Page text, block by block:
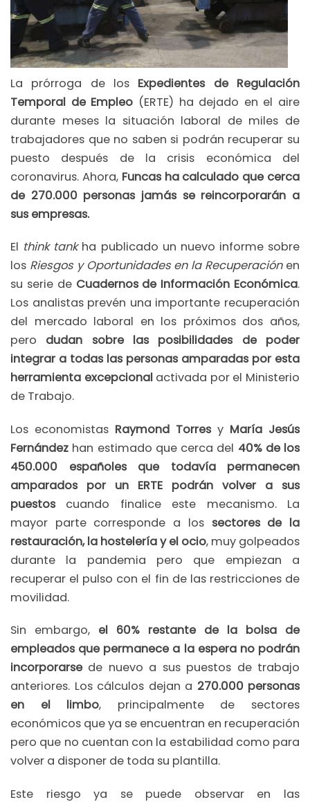
La prórroga de los Expedientes de Regulación
Temporal de Empleo (ERTE) ha dejado en el aire
durante meses la situación laboral de miles de
trabajadores que no saben si podrán recuperar su
puesto después de la crisis económica del
coronavirus. Ahora, Funcas ha calculado que cerca
de 270.000 personas jamás se reincorporarán a
sus empresas.
El think tank ha publicado un nuevo informe sobre
los Riesgos y Oportunidades en la Recuperaciónen
su serie de Cuadernos de Información Económica.
Los analistas prevén una importante recuperación
del mercado laboral en los próximos dos años,
pero dudan sobre las posibilidades de poder
integrar a todas las personas amparadas por esta
herramienta excepcionalactivada por el Ministerio
de Trabajo.
Los economistas Raymond Torres y María Jesús
Fernández han estimado que cerca del 40% de los
450.000 españoles que todavía permanecen
amparados por un ERTE podrán volver a sus
puestos cuando finalice este mecanismo. La
mayor parte corresponde a los sectores de la
restauración, la hostelería y el ocio, muy golpeados
durante la pandemia pero que empiezan a
recuperar el pulso con el fin de las restricciones de
movilidad.
Sin embargo, el 60% restante de la bolsa de
empleados que permanece a la espera no podrán
incorporarsede nuevo a sus puestos de trabajo
anteriores. Los cálculos dejan a 270.000 personas
en el limbo, principalmente de sectores
económicos que ya se encuentran en recuperación
pero que no cuentan con la estabilidad como para
volver a disponer de toda su plantilla.
Este riesgo ya se puede observar en las